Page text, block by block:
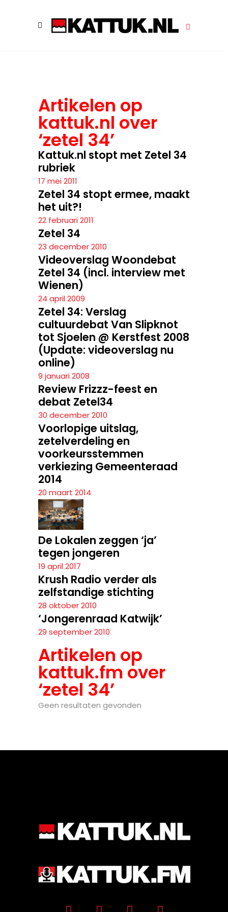
Artikelen op
kattuk.nl over
‘zetel 34’
Kattuk.nl stopt met Zetel 34
rubriek
17 mei 2011
Zetel 34 stopt ermee, maakt
het uit?!
22 februari 2011
Zetel 34
23 december 2010
Videoverslag Woondebat
Zetel 34 (incl. interview met
Wienen)
24 april 2009
Zetel 34: Verslag
cultuurdebat Van Slipknot
tot Sjoelen @ Kerstfest 2008
(Update: videoverslag nu
online)
9 januari 2008
Review Frizzz-feest en
debat Zetel34
30 december 2010
Voorlopige uitslag,
zetelverdeling en
voorkeursstemmen
verkiezing Gemeenteraad
2014
20 maart 2014
De Lokalen zeggen ‘ja’
tegen jongeren
19 april 2017
Krush Radio verder als
zelfstandige stichting
28 oktober 2010
‘Jongerenraad Katwijk’
29 september 2010
Artikelen op
kattuk.fm over
‘zetel 34’
Geen resultaten gevonden